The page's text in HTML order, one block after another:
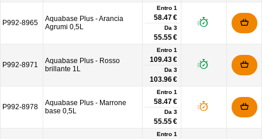
P992-8965
Aquabase Plus - Arancia
Agrumi 0,5L
Entro 1
58.47 €
Da 3
55.55 €
P992-8971
Aquabase Plus - Rosso
brillante 1L
Entro 1
109.43 €
Da 3
103.96 €
P992-8978
Aquabase Plus - Marrone
base 0,5L
Entro 1
58.47 €
Da 3
55.55 €
Entro 1